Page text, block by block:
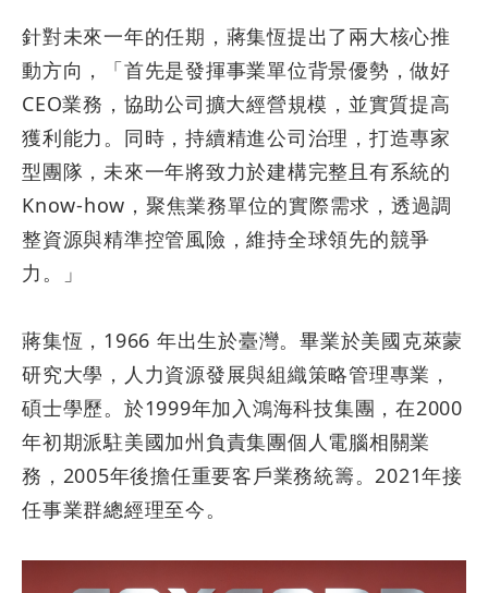
針對未來一年的任期，蔣集恆提出了兩大核心推
動方向，「首先是發揮事業單位背景優勢，做好
CEO業務，協助公司擴大經營規模，並實質提高
獲利能力。同時，持續精進公司治理，打造專家
型團隊，未來一年將致力於建構完整且有系統的
Know-how ，聚焦業務單位的實際需求，透過調
整資源與精準控管風險，維持全球領先的競爭
力。」
蔣集恆， 1966 年出生於臺灣。畢業於美國克萊蒙
研究大學，人力資源發展與組織策略管理專業，
碩士學歷。於1999年加入鴻海科技集團，在2000
年初期派駐美國加州負責集團個人電腦相關業
務， 2005年後擔任重要客戶業務統籌。2021年接
任事業群總經理至今。